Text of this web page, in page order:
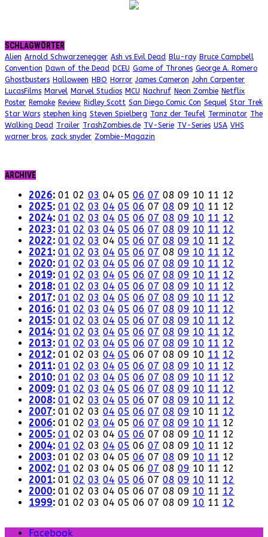
SCHLAGWÖRTER
Alien Arnold Schwarzenegger Ash vs Evil Dead Blu-ray Bruce Campbell
Convention Dawn of the Dead DCEU Game of Thrones George A. Romero
Ghostbusters Halloween HBO Horror James Cameron John Carpenter
LucasFilms Marvel Marvel Studios MCU Nachruf Neon Zombie Netflix
Poster Remake Review Ridley Scott San Diego Comic Con Sequel Star Trek
Star Wars stephen king Steven Spielberg Tanz der Teufel Terminator The
Walking Dead Trailer TrashZombies.de TV-Serie TV-Series USA VHS
warner bros. zack snyder Zombie-Magazin
ARCHIVE
2026: 01 02 03 04 05 06 07 08 09 10 11 12
2025: 01 02 03 04 05 06 07 08 09 10 11 12
2024: 01 02 03 04 05 06 07 08 09 10 11 12
2023: 01 02 03 04 05 06 07 08 09 10 11 12
2022: 01 02 03 04 05 06 07 08 09 10 11 12
2021: 01 02 03 04 05 06 07 08 09 10 11 12
2020: 01 02 03 04 05 06 07 08 09 10 11 12
2019: 01 02 03 04 05 06 07 08 09 10 11 12
2018: 01 02 03 04 05 06 07 08 09 10 11 12
2017: 01 02 03 04 05 06 07 08 09 10 11 12
2016: 01 02 03 04 05 06 07 08 09 10 11 12
2015: 01 02 03 04 05 06 07 08 09 10 11 12
2014: 01 02 03 04 05 06 07 08 09 10 11 12
2013: 01 02 03 04 05 06 07 08 09 10 11 12
2012: 01 02 03 04 05 06 07 08 09 10 11 12
2011: 01 02 03 04 05 06 07 08 09 10 11 12
2010: 01 02 03 04 05 06 07 08 09 10 11 12
2009: 01 02 03 04 05 06 07 08 09 10 11 12
2008: 01 02 03 04 05 06 07 08 09 10 11 12
2007: 01 02 03 04 05 06 07 08 09 10 11 12
2006: 01 02 03 04 05 06 07 08 09 10 11 12
2005: 01 02 03 04 05 06 07 08 09 10 11 12
2004: 01 02 03 04 05 06 07 08 09 10 11 12
2003: 01 02 03 04 05 06 07 08 09 10 11 12
2002: 01 02 03 04 05 06 07 08 09 10 11 12
2001: 01 02 03 04 05 06 07 08 09 10 11 12
2000: 01 02 03 04 05 06 07 08 09 10 11 12
1999: 01 02 03 04 05 06 07 08 09 10 11 12
Facebook